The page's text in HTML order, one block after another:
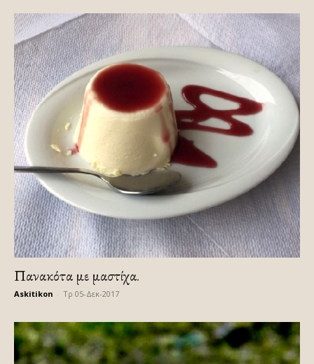
Πανακότα με μαστίχα.
Askitikon Τρ 05-Δεκ-2017